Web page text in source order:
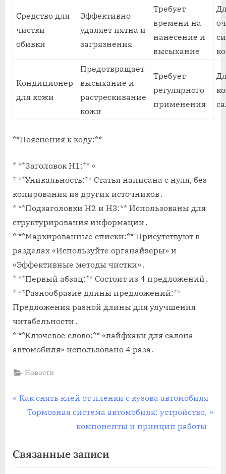
Средство для
чистки
обивки
Эффективно
удаляет пятна и
загрязнения
Требует
времени на
нанесение и
высыхание
Кондиционер
для кожи
Предотвращает
высыхание и
растрескивание
кожи
Требует
регулярного
применения
**Пояснения к коду:**
* **Заголовок H1:** «
* **Уникальность:** Статья написана с нуля, без
копирования из других источников․
* **Подзаголовки H2 и H3:** Использованы для
структурирования информации․
* **Маркированные списки:** Присутствуют в
разделах «Используйте органайзеры» и
«Эффективные методы чистки»․
* **Первый абзац:** Состоит из 4 предложений․
* **Разнообразие длины предложений:**
Предложения разной длины для улучшения
читабельности․
* **Ключевое слово:** «лайфхаки для салона
автомобиля» использовано 4 раза․
Новости
Навигация
П
ы
д
Как снять клей от пленки с кузова автомобиля
С
д
у
Тормозная система автомобиля: устройство,
компоненты и принцип работы
Связанные записи